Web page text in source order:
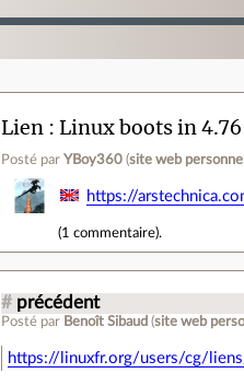
Lien Linux boots in
Posté parYBoy360 (site web personnel
https://
(1 commentaire).
# précédent
Posté par Benoît Sibaud (site web
https://linuxfr.org/users/cg/